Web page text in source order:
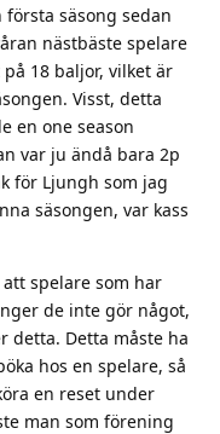
första säsong sedan
nästbäste spelare
18 baljor, vilket är
Visst, detta
en one season
var ju ändå bara 2p
för Ljungh som jag
säsongen, var kass
spelare som har
de inte gör något,
detta. Detta måste ha
hos en spelare, så
en reset under
man som förening